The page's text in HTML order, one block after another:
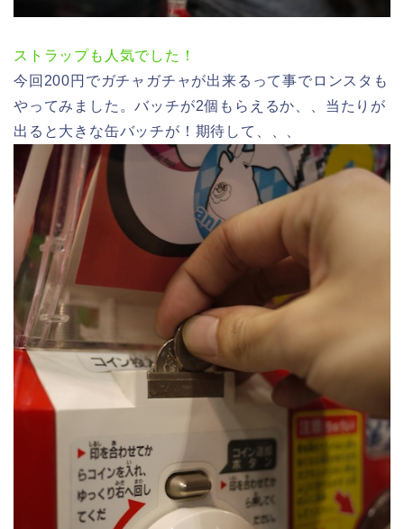
ストラップも人気でした！
今回200円でガチャガチャが出来るって事でロンスタも
やってみました。バッチが2個もらえるか、、当たりが
出ると大きな缶バッチが！期待して、、、